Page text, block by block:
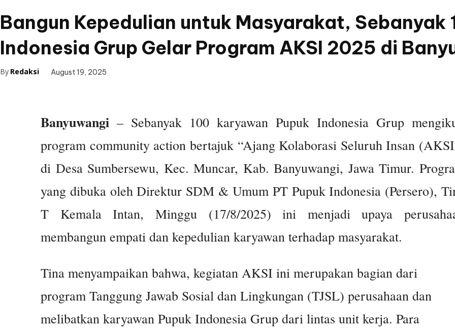
Bangun Kepedulian untuk Masyarakat, Sebanyak
Indonesia Grup Gelar Program AKSI 2025 di
By Redaksi August 19, 2025
Banyuwangi – Sebanyak 100 karyawan Pupuk Indonesia Grup
program community action bertajuk “Ajang Kolaborasi Seluruh Insan
di Desa Sumbersewu, Kec. Muncar, Kab. Banyuwangi, Jawa Timur.
yang dibuka oleh Direktur SDM & Umum PT Pupuk Indonesia (Persero),
T Kemala Intan, Minggu (17/8/2025) ini menjadi upaya
membangun empati dan kepedulian karyawan terhadap masyarakat.
Tina menyampaikan bahwa, kegiatan AKSI ini merupakan bagian dari
program Tanggung Jawab Sosial dan Lingkungan (TJSL) perusahaan dan
melibatkan karyawan Pupuk Indonesia Grup dari lintas unit kerja. Para